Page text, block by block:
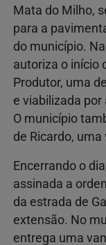
Mata do Milho,
para a
do município.
autoriza o início
Produtor, uma
e viabilizada por
O município
de Ricardo, uma
Encerrando o
assinada a
da estrada de
extensão. No
entrega uma